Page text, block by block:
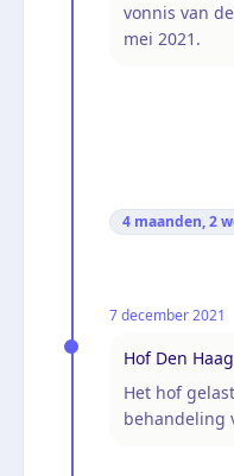
vonnis van
mei 2021.
4 maanden, 2
7 december 2021
Hof Den Haag
Het hof
behandeling